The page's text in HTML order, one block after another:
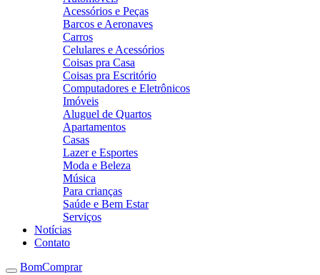
Acessórios e Peças
Barcos e Aeronaves
Carros
Celulares e Acessórios
Coisas pra Casa
Coisas pra Escritório
Computadores e Eletrônicos
Imóveis
Aluguel de Quartos
Apartamentos
Casas
Lazer e Esportes
Moda e Beleza
Música
Para crianças
Saúde e Bem Estar
Serviços
Notícias
Contato
BomComprar